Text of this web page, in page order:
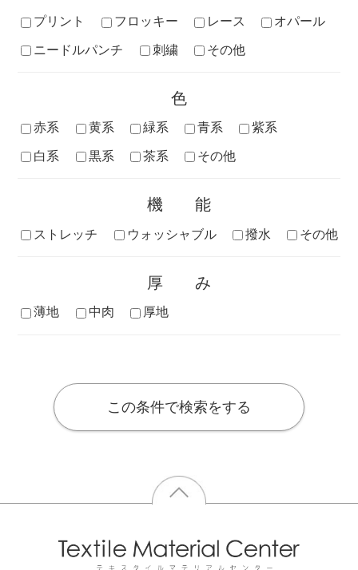
プリント フロッキー レース
オパール
ニードルパンチ
刺繍 その他
色
赤系 黄系 緑系 青系
紫系
白系
黒系 茶系 その他
機能
ストレッチ ウォッシャブル 撥水 その他
厚み
薄地 中肉 厚地
この条件で検索をする